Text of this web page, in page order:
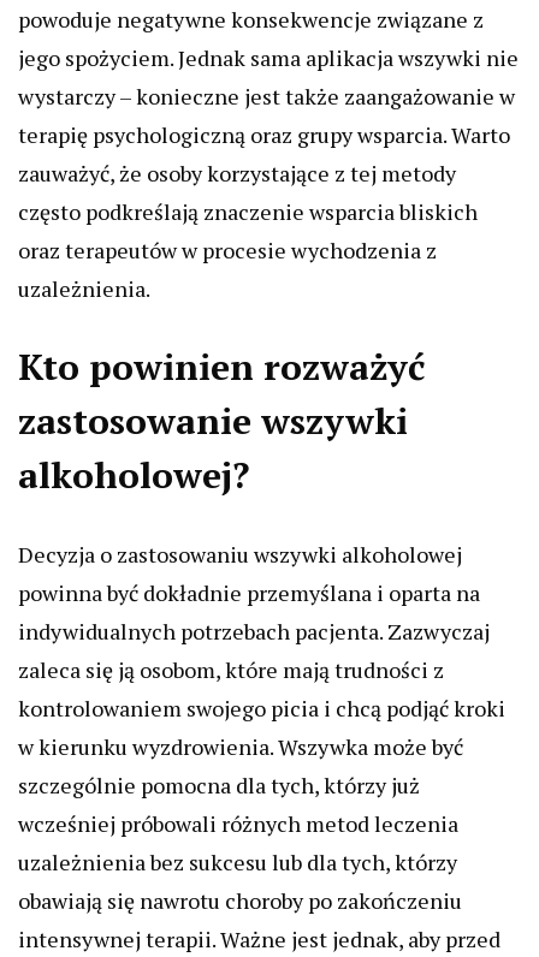
powoduje negatywne konsekwencje związane z
jego spożyciem. Jednak sama aplikacja wszywki nie
wystarczy – konieczne jest także zaangażowanie w
terapię psychologiczną oraz grupy wsparcia. Warto
zauważyć, że osoby korzystające z tej metody
często podkreślają znaczenie wsparcia bliskich
oraz terapeutów w procesie wychodzenia z
uzależnienia.
Kto powinien rozważyć
zastosowanie wszywki
alkoholowej?
Decyzja o zastosowaniu wszywki alkoholowej
powinna być dokładnie przemyślana i oparta na
indywidualnych potrzebach pacjenta. Zazwyczaj
zaleca się ją osobom, które mają trudności z
kontrolowaniem swojego picia i chcą podjąć kroki
w kierunku wyzdrowienia. Wszywka może być
szczególnie pomocna dla tych, którzy już
wcześniej próbowali różnych metod leczenia
uzależnienia bez sukcesu lub dla tych, którzy
obawiają się nawrotu choroby po zakończeniu
intensywnej terapii. Ważne jest jednak, aby przed